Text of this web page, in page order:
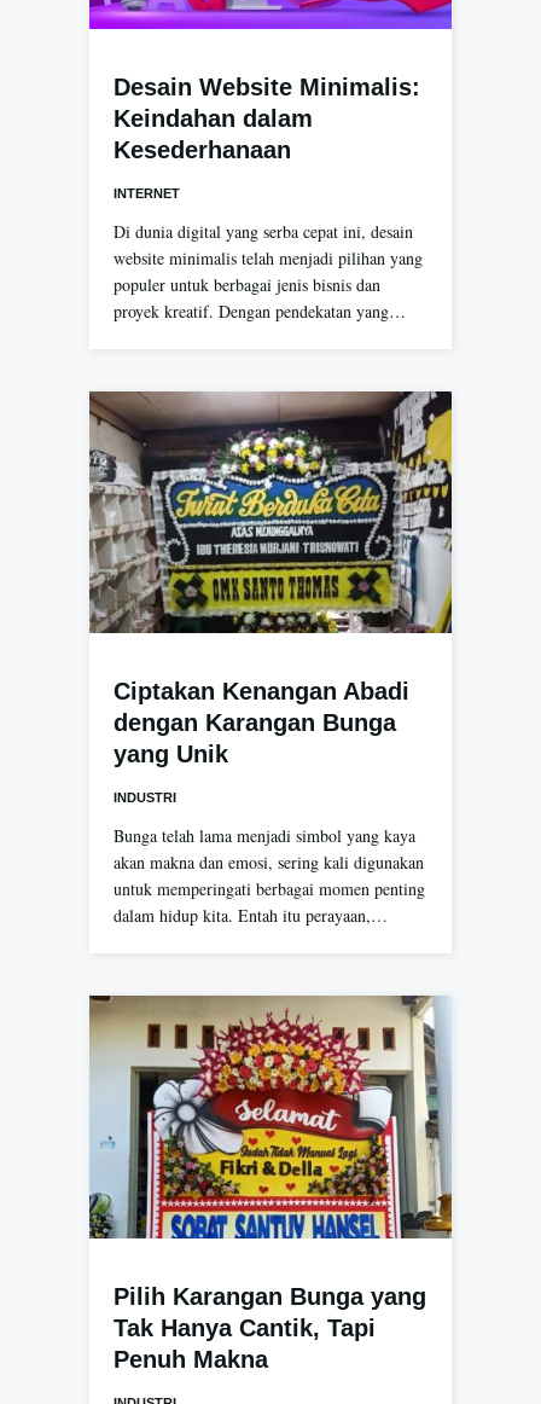
Desain Website Minimalis:
Keindahan dalam
Kesederhanaan
INTERNET
Di dunia digital yang serba cepat ini, desain
website minimalis telah menjadi pilihan yang
populer untuk berbagai jenis bisnis dan
proyek kreatif. Dengan pendekatan yang…
Ciptakan Kenangan Abadi
dengan Karangan Bunga
yang Unik
INDUSTRI
Bunga telah lama menjadi simbol yang kaya
akan makna dan emosi, sering kali digunakan
untuk memperingati berbagai momen penting
dalam hidup kita. Entah itu perayaan,…
Pilih Karangan Bunga yang
Tak Hanya Cantik, Tapi
Penuh Makna